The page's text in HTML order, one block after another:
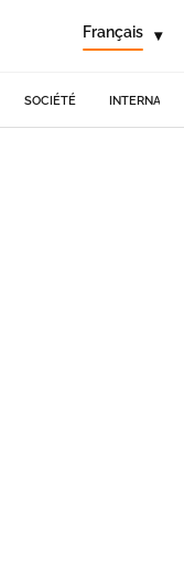
Français ▾
SOCIÉTÉ